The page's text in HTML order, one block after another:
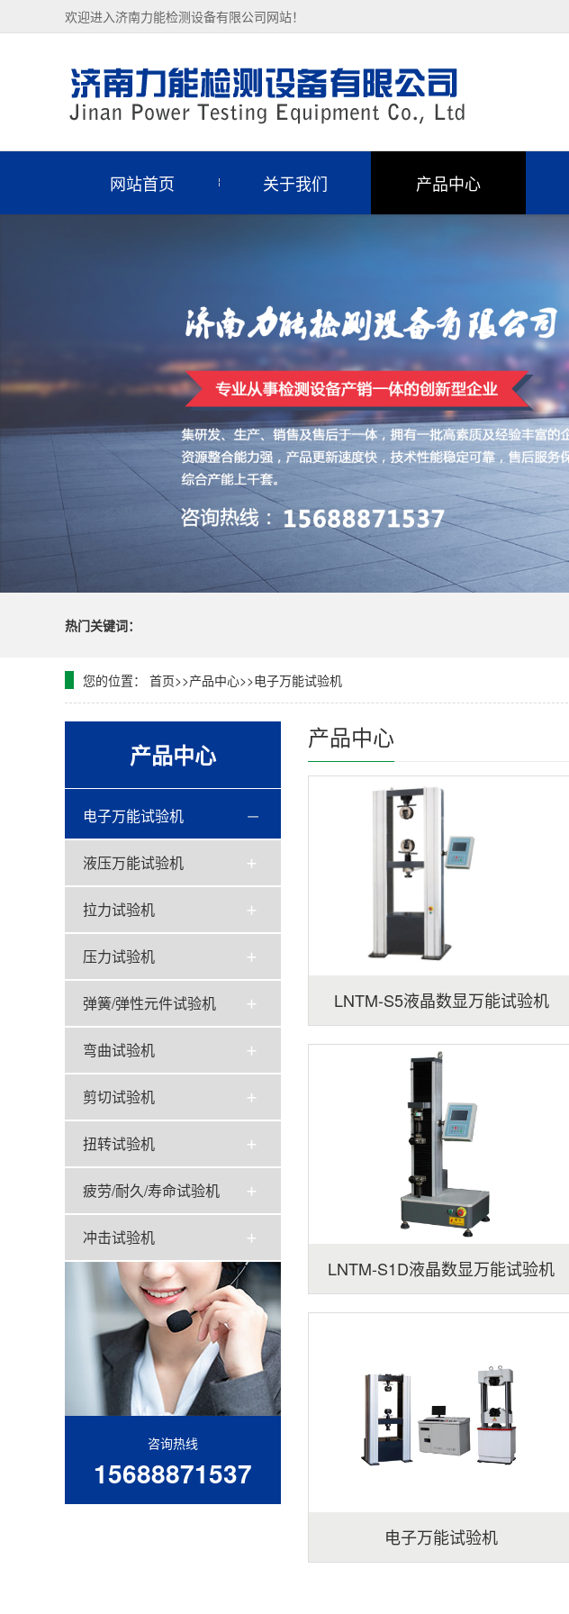
欢迎进入济南力能检测设备有限公司网站！
网站首页 关于我们 产品中心
热门关键词：
您的位置： 首页>>产品中心>>电子万能试验机
产品中心
电子万能试验机
液压万能试验机
拉力试验机
压力试验机
弹簧/弹性元件试验机
弯曲试验机
剪切试验机
扭转试验机
疲劳/耐久/寿命试验机
冲击试验机
咨询热线
15688871537
产品中心
LNTM-S5液晶数显万能试验机
LNTM-S1D液晶数显万能试验机
（单臂）
电子万能试验机